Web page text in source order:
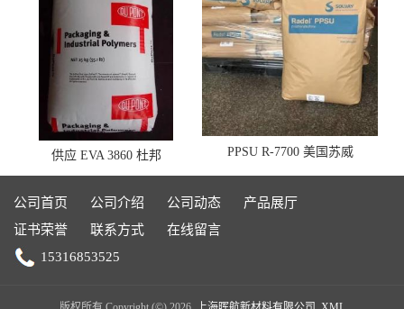
供应 EVA 3860 杜邦 PPSU R-7700 美国苏威
公司首页 公司介绍 公司动态
产品展厅
证书荣誉
联系方式
在线留言
15316853525